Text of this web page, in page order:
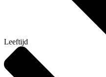
Leeftijd